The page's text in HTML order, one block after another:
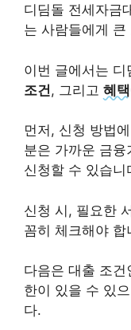
디딤돌 전세자금
는 사람들에게
이번 글에서는 디
조건, 그리고 혜택
먼저, 신청 방법
분은 가까운 금융
신청할 수 있습니
신청 시, 필요한
꼼히 체크해야 합
다음은 대출 조건
한이 있을 수 있
다.